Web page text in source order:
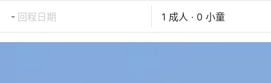
- 回程日期 1 成人 · 0 小童